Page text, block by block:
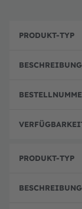
P
r
u
-
p
e
h
i
b
n
g
B
el
m